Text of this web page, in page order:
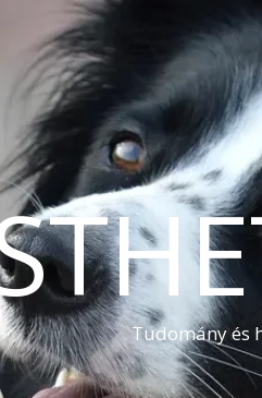
Tudomány és